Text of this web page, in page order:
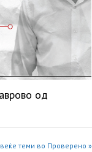
од
теми во Проверено »